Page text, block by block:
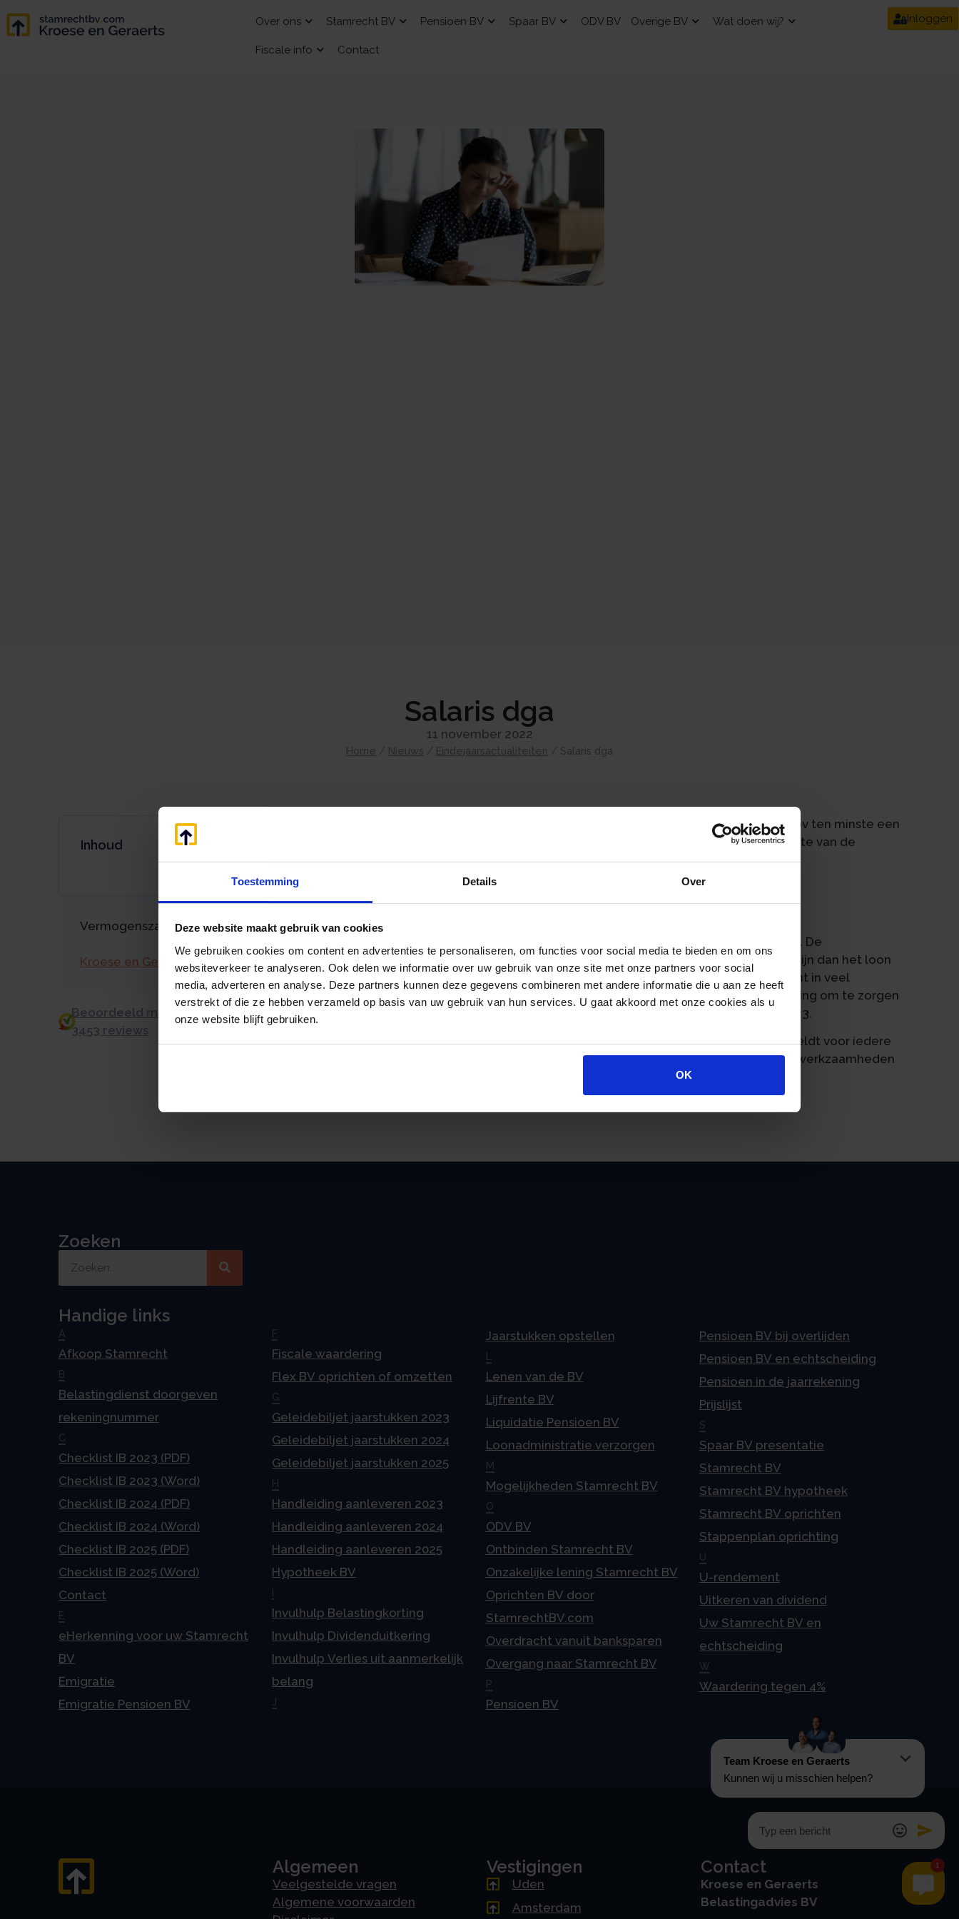
Toestemming Details Over
Deze website maakt gebruik van cookies
We gebruiken cookies om content en advertenties te personaliseren, om functies voor social media te bieden en om ons
websiteverkeer te analyseren. Ook delen we informatie over uw gebruik van onze site met onze partners voor social
media, adverteren en analyse. Deze partners kunnen deze gegevens combineren met andere informatie die u aan ze heeft
verstrekt of die ze hebben verzameld op basis van uw gebruik van hun services. U gaat akkoord met onze cookies als u
onze website blijft gebruiken.
OK
Over ons Stamrecht BV Pensioen BV Spaar BV ODV BV Overige BV Wat doen wij?
Fiscale info Contact
Inloggen
Salaris dga
11 november 2022
Home / Nieuws / Eindejaarsactualiteiten / Salaris dga
Inhoud
Vermogenszaken goed regelen?
Kroese en Geraerts
Beoordeeld met een 9.0 uit 10 op basis van
3453 reviews
De dga en zijn partner zijn wettelijk verplicht om voor hun werk voor de bv ten minste een
gebruikelijk loon te ontvangen. Het gebruikelijk loon is in 2022 het hoogste van de
volgende bedragen:
75% van het salaris uit de meest vergelijkbare dienstbetrekking;
het hoogste salaris van de overige werknemers van de bv;
De bv mag aannemelijk maken dat het salaris van de dga lager moet zijn. De
zogenaamde doelmatigheidsmarge, waardoor het loon 25% lager mag zijn dan het loon
uit de meest vergelijkbare dienstbetrekking, vervalt in 2023. Dat betekent in veel
gevallen een verhoging van het gebruikelijk loon. Het verdient aanbeveling om te zorgen
voor een onderbouwing van het loon van de dga, zowel in 2022 als in 2023.
Let op!De verplichting om ten minste een gebruikelijk loon te betalen geldt voor iedere
bv waarin u of uw partner een aanmerkelijk belang heeft en waarvoor u werkzaamheden
Zoeken
Handige links
A
Afkoop Stamrecht
B
Belastingdienst doorgeven
rekeningnummer
C
Checklist IB 2023 (PDF)
Checklist IB 2023 (Word)
Checklist IB 2024 (PDF)
Checklist IB 2024 (Word)
Checklist IB 2025 (PDF)
Checklist IB 2025 (Word)
Contact
E
eHerkenning voor uw Stamrecht
BV
Emigratie
Emigratie Pensioen BV
F
Fiscale waardering
Flex BV oprichten of omzetten
G
Geleidebiljet jaarstukken 2023
Geleidebiljet jaarstukken 2024
Geleidebiljet jaarstukken 2025
H
Handleiding aanleveren 2023
Handleiding aanleveren 2024
Handleiding aanleveren 2025
Hypotheek BV
I
Invulhulp Belastingkorting
Invulhulp Dividenduitkering
Invulhulp Verlies uit aanmerkelijk
belang
J
Jaarstukken opstellen
L
Lenen van de BV
Lijfrente BV
Liquidatie Pensioen BV
Loonadministratie verzorgen
M
Mogelijkheden Stamrecht BV
O
ODV BV
Ontbinden Stamrecht BV
Onzakelijke lening Stamrecht BV
Oprichten BV door
StamrechtBV.com
Overdracht vanuit banksparen
Overgang naar Stamrecht BV
P
Pensioen BV
Pensioen BV bij overlijden
Pensioen BV en echtscheiding
Pensioen in de jaarrekening
Prijslijst
S
Spaar BV presentatie
Stamrecht BV
Stamrecht BV hypotheek
Stamrecht BV oprichten
Stappenplan oprichting
U
U-rendement
Uitkeren van dividend
Uw Stamrecht BV en
echtscheiding
W
Waardering tegen 4%
Algemeen
Veelgestelde vragen
Algemene voorwaarden
Vestigingen
Uden
Amsterdam
Contact
Kroese en Geraerts
Belastingadvies BV